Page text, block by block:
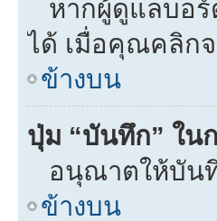
หากผู้ดูแลบอร์
ได้ เมื่อคุณคลิก
ข้างบน
ปุ่ม “บันทึก” ใน
อนุณาตให้บันทึ
ข้างบน